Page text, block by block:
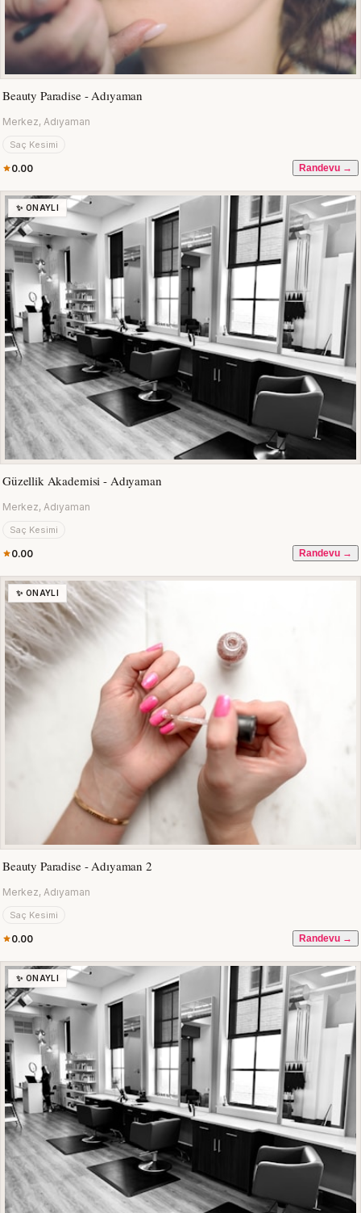
Beauty Paradise - Adıyaman
Merkez, Adıyaman
Saç Kesimi
0.00 Randevu →
✨ ONAYLI
Güzellik Akademisi - Adıyaman
Merkez, Adıyaman
Saç Kesimi
0.00 Randevu →
✨ ONAYLI
Beauty Paradise - Adıyaman 2
Merkez, Adıyaman
Saç Kesimi
0.00 Randevu →
✨ ONAYLI